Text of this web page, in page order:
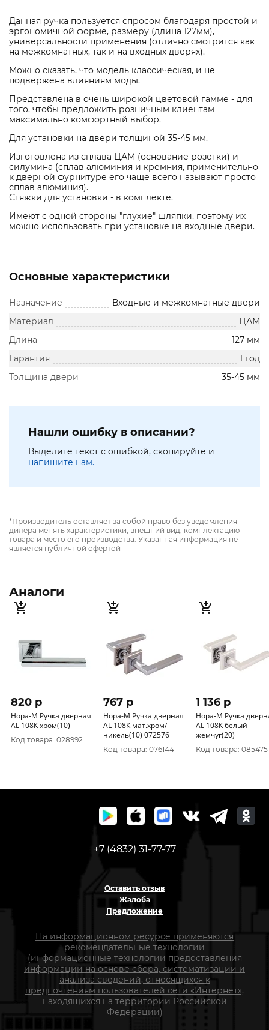
Данная ручка пользуется спросом благодаря простой и
эргономичной форме, размеру (длина 127мм),
универсальности применения (отлично смотрится как
на межкомнатных, так и на входных дверях).
Можно сказать, что модель классическая, и не
подвержена влияниям моды.
Представлена в очень широкой цветовой гамме - для
того, чтобы предложить розничным клиентам
максимально комфортный выбор.
Для установки на двери толщиной 35-45 мм.
Изготовлена из сплава ЦАМ (основание розетки) и
силумина (сплав алюминия и кремния, применительно
к дверной фурнитуре его чаще всего называют просто
сплав алюминия).
Стяжки для установки - в комплекте.
Имеют с одной стороны "глухие" шляпки, поэтому их
можно использовать при установке на входные двери.
Основные характеристики
Назначение
Входные и межкомнатные двери
Материал
ЦАМ
Длина
127 мм
Гарантия
1 год
Толщина двери
35-45 мм
Нашли ошибку в описании?
Выделите текст с ошибкой, скопируйте и
напишите нам.
*Производитель оставляет за собой право без уведомления
дилера менять характеристики, внешний вид, комплектацию
товара и место его производства. Указанная информация не
является публичной офертой
Аналоги
820 p
Нора-М Ручка дверная
AL 108К хром(10)
Код товара: 028992
767 p
Нора-М Ручка дверная
AL 108К мат.хром/
никель(10) 072576
Код товара: 076144
1 136 p
Нора-М Ручка
AL 108К белый
жемчуг(20)
Код товара: 085475
+7 (4832) 31-77-77
Оставить отзыв
Жалоба
Предложение
На информационном ресурсе применяются
рекомендательные технологии
(информационные технологии предоставления
информации на основе сбора, систематизации и
анализа сведений, относящихся к
предпочтениям пользователей сети «Интернет»,
находящихся на территории Российской
Федерации)